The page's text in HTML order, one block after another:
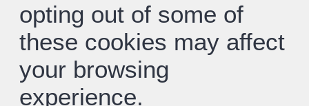
opting out of some of
these cookies may affect
your browsing
experience.